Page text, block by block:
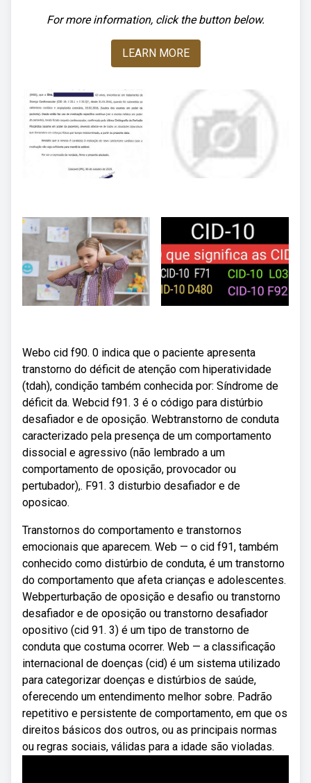
For more information, click the button below.
LEARN MORE
Webo cid f90. 0 indica que o paciente apresenta
transtorno do déficit de atenção com hiperatividade
(tdah), condição também conhecida por: Síndrome de
déficit da. Webcid f91. 3 é o código para distúrbio
desafiador e de oposição. Webtranstorno de conduta
caracterizado pela presença de um comportamento
dissocial e agressivo (não lembrado a um
comportamento de oposição, provocador ou
pertubador),. F91. 3 disturbio desafiador e de
oposicao.
Transtornos do comportamento e transtornos
emocionais que aparecem. Web — o cid f91, também
conhecido como distúrbio de conduta, é um transtorno
do comportamento que afeta crianças e adolescentes.
Webperturbação de oposição e desafio ou transtorno
desafiador e de oposição ou transtorno desafiador
opositivo (cid 91. 3) é um tipo de transtorno de
conduta que costuma ocorrer. Web — a classificação
internacional de doenças (cid) é um sistema utilizado
para categorizar doenças e distúrbios de saúde,
oferecendo um entendimento melhor sobre. Padrão
repetitivo e persistente de comportamento, em que os
direitos básicos dos outros, ou as principais normas
ou regras sociais, válidas para a idade são violadas.